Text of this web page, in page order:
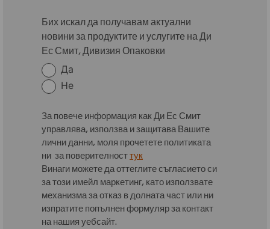
Бих искал да получавам актуални
новини за продуктите и услугите на Ди
Ес Смит, Дивизия Опаковки
Да
Не
За повече информация как Ди Ес Смит
управлява, използва и защитава Вашите
лични данни, моля прочетете политиката
ни за поверителносттук
Винаги можете да оттеглите съгласието си
за този имейл маркетинг, като използвате
механизма за отказ в долната част или ни
изпратите попълнен формуляр за контакт
на нашия уебсайт.